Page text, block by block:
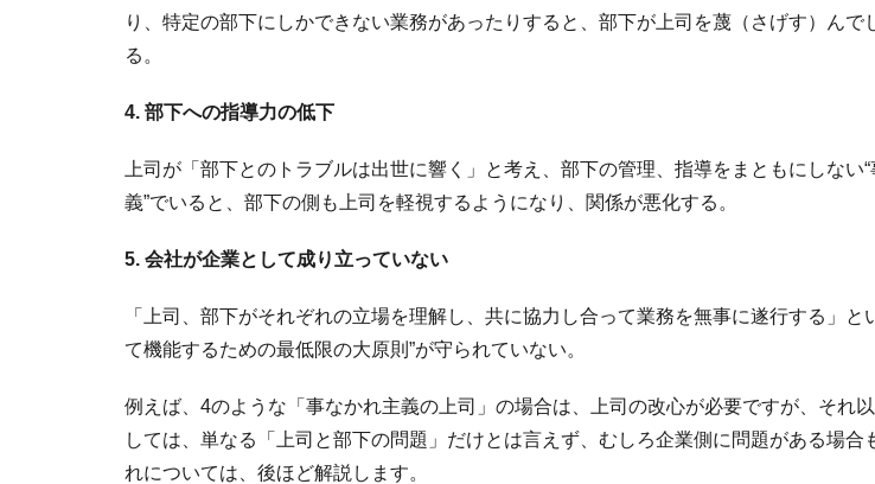
り、特定の部下にしかできない業務があったりすると、部下が上司を蔑（さげす）んで
る。
4. 部下への指導力の低下
上司が「部下とのトラブルは出世に響く」と考え、部下の管理、指導をまともにしない
義”でいると、部下の側も上司を軽視するようになり、関係が悪化する。
5. 会社が企業として成り立っていない
「上司、部下がそれぞれの立場を理解し、共に協力し合って業務を無事に遂行する」と
て機能するための最低限の大原則”が守られていない。
例えば、4のような「事なかれ主義の上司」の場合は、上司の改心が必要ですが、それ
しては、単なる「上司と部下の問題」だけとは言えず、むしろ企業側に問題がある場合
れについては、後ほど解説します。